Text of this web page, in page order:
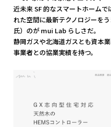
近未来 SF 的なスマートホーム
れた空間に最新テクノロジーを
氏）のが mui Lab らしさだ。
静岡ガスや北海道ガスとも資本
事業者との協業実績を持つ。